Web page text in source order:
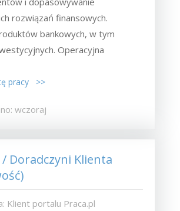
rozwiązań finansowych.
bankowych, w tym
Operacyjna
pracy >>
wczoraj
/ Doradczyni Klienta
Klient portalu Praca.pl